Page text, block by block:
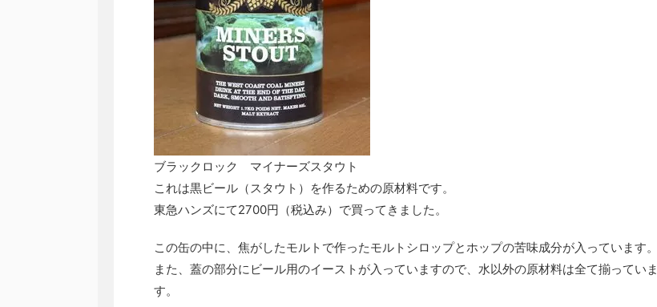
ブラックロック マイナーズスタウト
これは黒ビール（スタウト）を作るための原材料です。
東急ハンズにて2700円（税込み）で買ってきました。
この缶の中に、焦がしたモルトで作ったモルトシロップとホップの苦味成分が入っています。
また、蓋の部分にビール用のイーストが入っていますので、水以外の原材料は全て揃っていま
す。